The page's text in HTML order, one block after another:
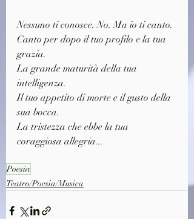
Nessuno ti conosce. No. Ma io ti canto.
Canto per dopo il tuo profilo e la tua
grazia.
La grande maturità della tua
intelligenza.
Il tuo appetito di morte e il gusto della
sua bocca.
La tristezza che ebbe la tua
coraggiosa allegria...
Poesia
Teatro/Poesia/Musica